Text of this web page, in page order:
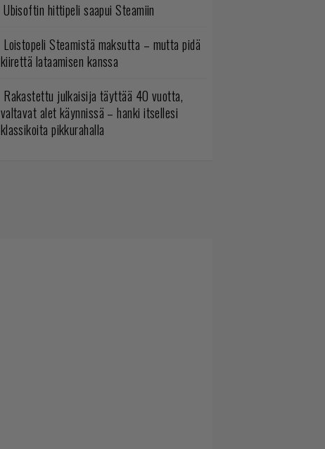
Ubisoftin hittipeli saapui Steamiin
Loistopeli Steamistä maksutta – mutta pidä
kiirettä lataamisen kanssa
Rakastettu julkaisija täyttää 40 vuotta,
valtavat alet käynnissä – hanki itsellesi
klassikoita pikkurahalla